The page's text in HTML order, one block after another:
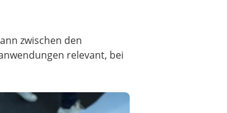
zwischen den
relevant, bei